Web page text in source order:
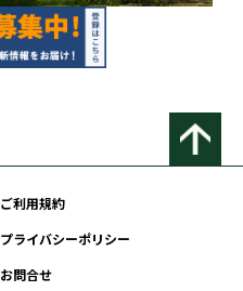
ご利用規約
プライバシーポリシー
お問合せ